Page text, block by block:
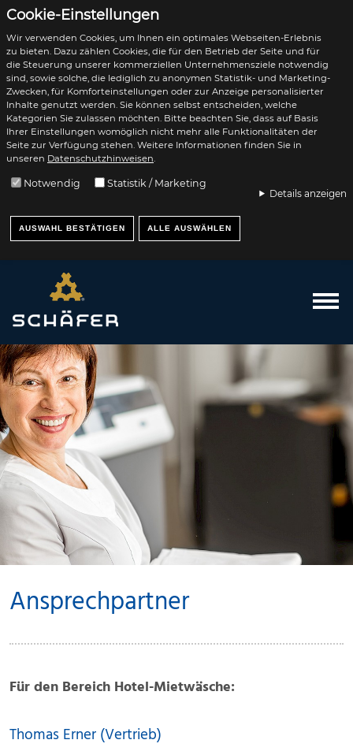
Cookie-Einstellungen
Wir verwenden Cookies, um Ihnen ein optimales Webseiten-Erlebnis
zu bieten. Dazu zählen Cookies, die für den Betrieb der Seite und für
die Steuerung unserer kommerziellen Unternehmensziele notwendig
sind, sowie solche, die lediglich zu anonymen Statistik- und Marketing-
Zwecken, für Komforteinstellungen oder zur Anzeige personalisierter
Inhalte genutzt werden. Sie können selbst entscheiden, welche
Kategorien Sie zulassen möchten. Bitte beachten Sie, dass auf Basis
Ihrer Einstellungen womöglich nicht mehr alle Funktionalitäten der
Seite zur Verfügung stehen. Weitere Informationen finden Sie in
unseren Datenschutzhinweisen.
Notwendig
Statistik / Marketing
Details anzeigen
AUSWAHL BESTÄTIGEN ALLE AUSWÄHLEN
Ansprechpartner
Für den Bereich Hotel-Mietwäsche:
Thomas Erner (Vertrieb)